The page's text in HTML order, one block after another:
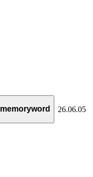
memoryword 26.06.05